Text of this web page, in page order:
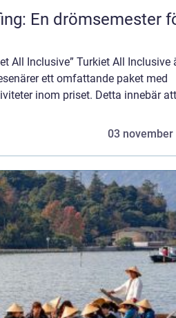
En drömsemester
All Inclusive” Turkiet All Inclusive
ett omfattande paket med
inom priset. Detta innebär att
03 november